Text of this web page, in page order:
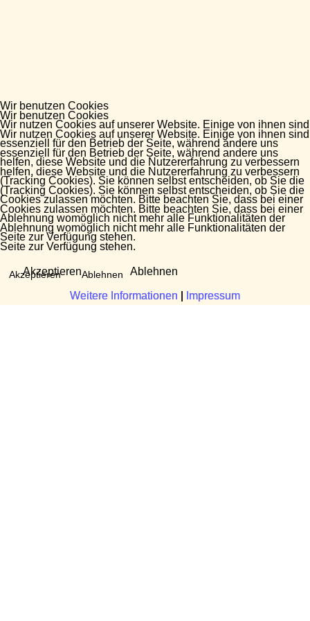
Wir benutzen Cookies
Wir nutzen Cookies auf unserer Website. Einige von ihnen sind
essenziell für den Betrieb der Seite, während andere uns
helfen, diese Website und die Nutzererfahrung zu verbessern
(Tracking Cookies). Sie können selbst entscheiden, ob Sie die
Cookies zulassen möchten. Bitte beachten Sie, dass bei einer
Ablehnung womöglich nicht mehr alle Funktionalitäten der
Seite zur Verfügung stehen.
Akzeptieren Ablehnen
Weitere Informationen Impressum
Wir benutzen Cookies
Wir nutzen Cookies auf unserer Website. Einige von ihnen sind
essenziell für den Betrieb der Seite, während andere uns
helfen, diese Website und die Nutzererfahrung zu verbessern
(Tracking Cookies). Sie können selbst entscheiden, ob Sie die
Cookies zulassen möchten. Bitte beachten Sie, dass bei einer
Ablehnung womöglich nicht mehr alle Funktionalitäten der
Seite zur Verfügung stehen.
Akzeptieren Ablehnen
Weitere Informationen Impressum